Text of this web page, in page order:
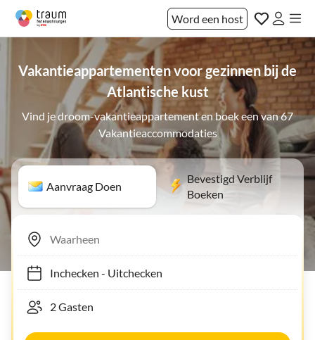
Word een host
Vakantieappartementen voor gezinnen bij de
Atlantische kust
Vind je droom-vakantieappartement en boek een van 67
Vakantieaccommodaties
Aanvraag Doen
Bevestigd Verblijf
Boeken
Inchecken- Uitchecken